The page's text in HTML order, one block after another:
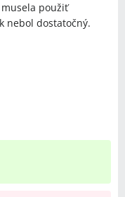
použiť
nebol dostatočný.